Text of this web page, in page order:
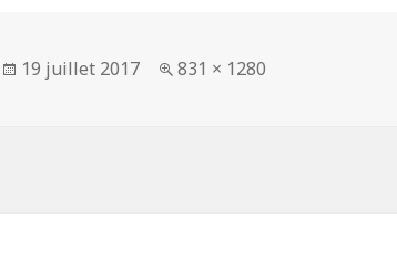
Publié
19 juillet 2017
Taille
831 × 1280